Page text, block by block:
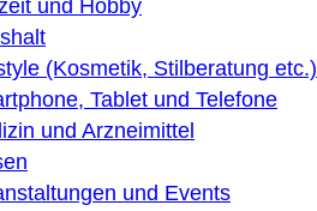
und Hobby
(Kosmetik, Stilberatung etc.)
Tablet und Telefone
und Arzneimittel
und Events